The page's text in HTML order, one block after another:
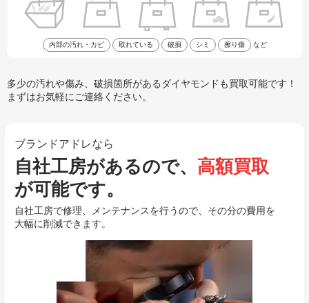
内部の汚れ・カビ 取れている 破損 シミ 擦り傷 など
多少の汚れや傷み、破損箇所があるダイヤモンドも買取可能です！
まずはお気軽にご連絡ください。
ブランドアドレなら
自社工房があるので、 高額買取
が可能です。
自社工房で修理、メンテナンスを行うので、その分の費用を
大幅に削減できます。